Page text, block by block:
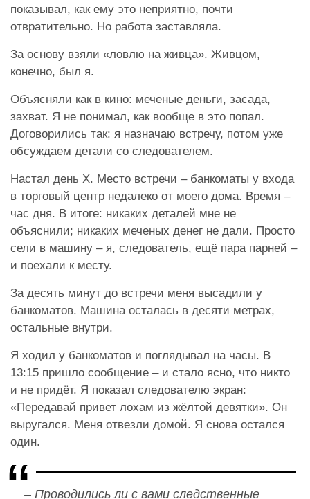
показывал, как ему это неприятно, почти
отвратительно. Но работа заставляла.
За основу взяли «ловлю на живца». Живцом,
конечно, был я.
Объясняли как в кино: меченые деньги, засада,
захват. Я не понимал, как вообще в это попал.
Договорились так: я назначаю встречу, потом уже
обсуждаем детали со следователем.
Настал день Х. Место встречи – банкоматы у входа
в торговый центр недалеко от моего дома. Время –
час дня. В итоге: никаких деталей мне не
объяснили; никаких меченых денег не дали. Просто
сели в машину – я, следователь, ещё пара парней –
и поехали к месту.
За десять минут до встречи меня высадили у
банкоматов. Машина осталась в десяти метрах,
остальные внутри.
Я ходил у банкоматов и поглядывал на часы. В
13:15 пришло сообщение – и стало ясно, что никто
и не придёт. Я показал следователю экран:
«Передавай привет лохам из жёлтой девятки». Он
выругался. Меня отвезли домой. Я снова остался
один.
– Проводились ли с вами следственные